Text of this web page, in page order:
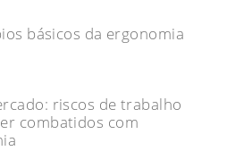
básicos da ergonomia
riscos de trabalho
combatidos com